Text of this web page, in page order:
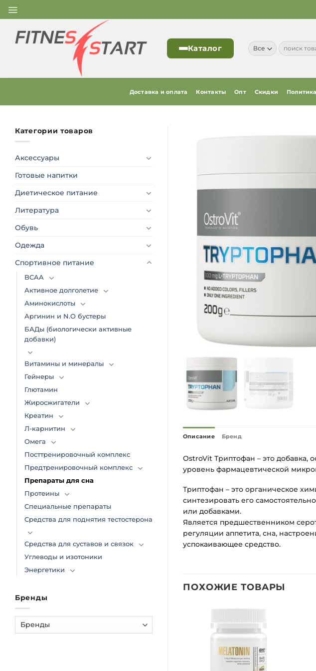
Skip
Каталог Искать:
Доставка и оплата Контакты Опт Скидки
Категории товаров
Аксессуары
Готовые напитки
Диетическое питание
Литература
Обувь
Одежда
Спортивное питание
BCAA
Активное долголетие
Аминокислоты
Аргинин и N.O бустеры
БАДы (биологически активные
добавки)
Витамины и минералы
Гейнеры
Глютамин
Жиросжигатели
Креатин
Л-карнитин
Омега
Посттренировочный комплекс
Предтренировочный комплекс
Препараты для сна
Протеины
Специальные препараты
Средства для поднятия тестостерона
Средства для суставов и связок
Углеводы и изотоники
Энергетики
Бренды
Описание Бренд
OstroVit Триптофан – это добавка,
уровень фармацевтической
Триптофан – это органическое
синтезировать его
или добавками.
Является предшественником
регуляции аппетита, сна,
успокаивающее средство.
ПОХОЖИЕ ТОВАРЫ
Добавить
в список
Добавить
в список
в список